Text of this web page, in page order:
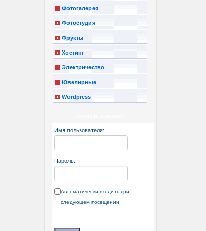
Фотогалерея
Фотостудия
Фрукты
Хостинг
Электричество
Ювелирные
Wordpress
Имя пользователя:
Пароль:
Автоматически входить при
следующем посещении